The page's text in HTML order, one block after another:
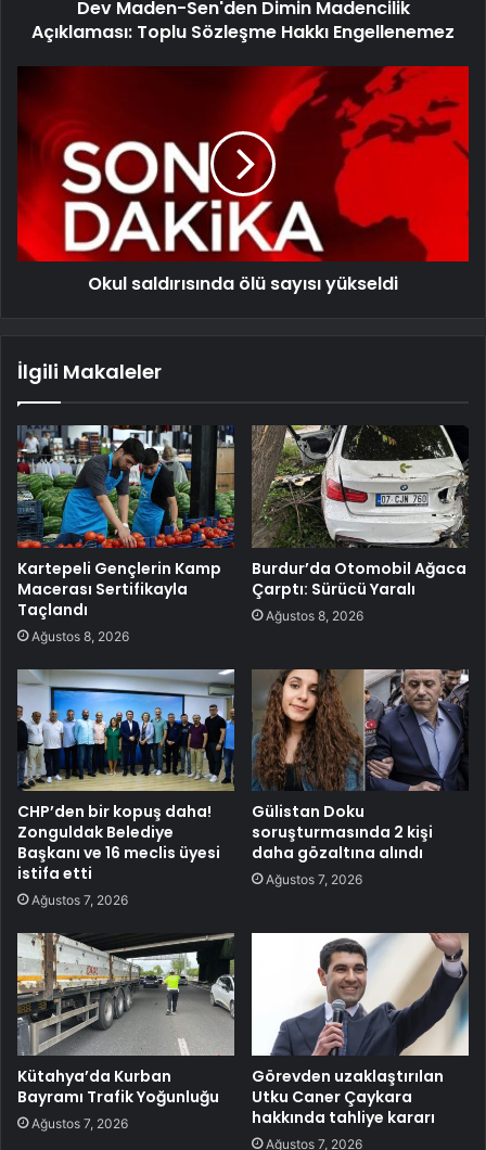
Dev Maden-Sen'den Dimin Madencilik
Açıklaması: Toplu Sözleşme Hakkı Engellenemez
Okul saldırısında ölü sayısı yükseldi
İlgili Makaleler
Kartepeli Gençlerin Kamp
Macerası Sertifikayla
Taçlandı
Ağustos 8, 2026
Burdur’da Otomobil Ağaca
Çarptı: Sürücü Yaralı
Ağustos 8, 2026
CHP’den bir kopuş daha!
Zonguldak Belediye
Başkanı ve 16 meclis üyesi
istifa etti
Ağustos 7, 2026
Gülistan Doku
soruşturmasında 2 kişi
daha gözaltına alındı
Ağustos 7, 2026
Kütahya’da Kurban
Bayramı Trafik Yoğunluğu
Ağustos 7, 2026
Görevden uzaklaştırılan
Utku Caner Çaykara
hakkında tahliye kararı
Ağustos 7, 2026